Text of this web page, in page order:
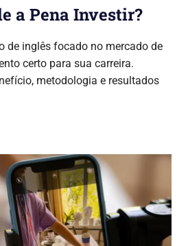
a Pena Investir?
de inglês focado no mercado de
certo para sua carreira.
metodologia e resultados